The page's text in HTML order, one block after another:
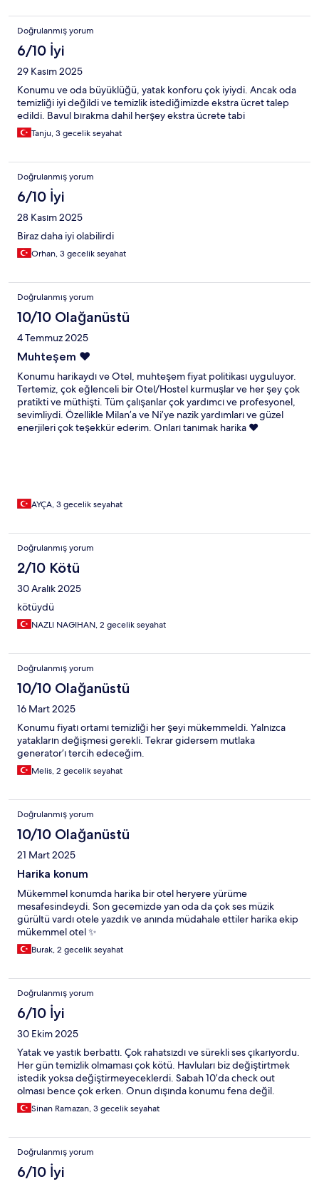
Doğrulanmış yorum
6/10 İyi
29 Kasım 2025
Konumu ve oda büyüklüğü, yatak konforu çok iyiydi. Ancak oda
temizliği iyi değildi ve temizlik istediğimizde ekstra ücret talep
edildi. Bavul bırakma dahil herşey ekstra ücrete tabi
Tanju, 3 gecelik seyahat
Doğrulanmış yorum
6/10 İyi
28 Kasım 2025
Biraz daha iyi olabilirdi
Orhan, 3 gecelik seyahat
Doğrulanmış yorum
10/10 Olağanüstü
4 Temmuz 2025
Muhteşem ❤️
Konumu harikaydı ve Otel, muhteşem fiyat politikası uyguluyor.
Tertemiz, çok eğlenceli bir Otel/Hostel kurmuşlar ve her şey çok
pratikti ve müthişti. Tüm çalışanlar çok yardımcı ve profesyonel,
sevimliydi. Özellikle Milan’a ve Ni’ye nazik yardımları ve güzel
enerjileri çok teşekkür ederim. Onları tanımak harika ❤️
AYÇA, 3 gecelik seyahat
Doğrulanmış yorum
2/10 Kötü
30 Aralık 2025
kötüydü
NAZLI NAGIHAN, 2 gecelik seyahat
Doğrulanmış yorum
10/10 Olağanüstü
16 Mart 2025
Konumu fiyatı ortamı temizliği her şeyi mükemmeldi. Yalnızca
yatakların değişmesi gerekli. Tekrar gidersem mutlaka
generator’ı tercih edeceğim.
Melis, 2 gecelik seyahat
Doğrulanmış yorum
10/10 Olağanüstü
21 Mart 2025
Harika konum
Mükemmel konumda harika bir otel heryere yürüme
mesafesindeydi. Son gecemizde yan oda da çok ses müzik
gürültü vardı otele yazdık ve anında müdahale ettiler harika ekip
mükemmel otel ✨
Burak, 2 gecelik seyahat
Doğrulanmış yorum
6/10 İyi
30 Ekim 2025
Yatak ve yastık berbattı. Çok rahatsızdı ve sürekli ses çıkarıyordu.
Her gün temizlik olmaması çok kötü. Havluları biz değiştirtmek
istedik yoksa değiştirmeyeceklerdi. Sabah 10’da check out
olması bence çok erken. Onun dışında konumu fena değil.
Sinan Ramazan, 3 gecelik seyahat
Doğrulanmış yorum
6/10 İyi